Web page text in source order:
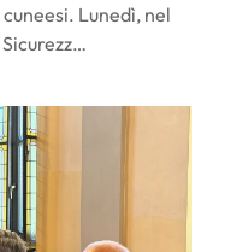
Lunedì, nel